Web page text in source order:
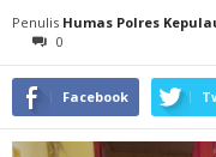
Penulis Humas Polres
0
Facebook